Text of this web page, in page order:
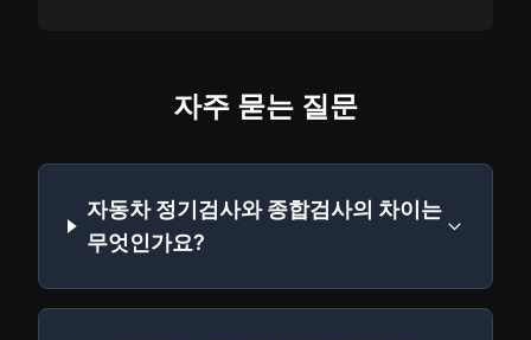
자주 묻는 질문
자동차 정기검사와 종합검사의 차이는
무엇인가요?